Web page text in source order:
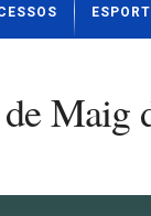
Maig